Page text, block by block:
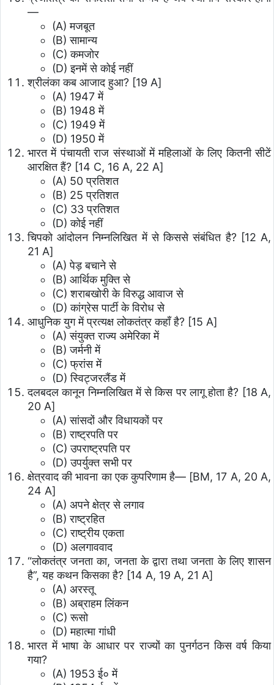
—
(A) मजबूत
(B) सामान्य
(C) कमजोर
(D) इनमें से कोई नहीं
श्रीलंका कब आजाद हुआ? [19 A]
(A) 1947 में
(B) 1948 में
(C) 1949 में
(D) 1950 में
भारत में पंचायती राज संस्थाओं में महिलाओं के लिए कितनी सीटें
आरक्षित हैं? [14 C, 16 A, 22 A]
(A) 50 प्रतिशत
(B) 25 प्रतिशत
(C) 33 प्रतिशत
(D) कोई नहीं
चिपको आंदोलन निम्नलिखित में से किससे संबंधित है? [12 A,
21 A]
(A) पेड़ बचाने से
(B) आर्थिक मुक्ति से
(C) शराबखोरी के विरुद्ध आवाज से
(D) कांग्रेस पार्टी के विरोध से
आधुनिक युग में प्रत्यक्ष लोकतंत्र कहाँ है? [15 A]
(A) संयुक्त राज्य अमेरिका में
(B) जर्मनी में
(C) फ्रांस में
(D) स्विट्जरलैंड में
दलबदल कानून निम्नलिखित में से किस पर लागू होता है? [18 A,
20 A]
(A) सांसदों और विधायकों पर
(B) राष्ट्रपति पर
(C) उपराष्ट्रपति पर
(D) उपर्युक्त सभी पर
क्षेत्रवाद की भावना का एक कुपरिणाम है— [BM, 17 A, 20 A,
24 A]
(A) अपने क्षेत्र से लगाव
(B) राष्ट्रहित
(C) राष्ट्रीय एकता
(D) अलगाववाद
“लोकतंत्र जनता का, जनता के द्वारा तथा जनता के लिए शासन
है”, यह कथन किसका है? [14 A, 19 A, 21 A]
(A) अरस्तू
(B) अब्राहम लिंकन
(C) रूसो
(D) महात्मा गांधी
भारत में भाषा के आधार पर राज्यों का पुनर्गठन किस वर्ष किया
गया?
(A) 1953 ई० में